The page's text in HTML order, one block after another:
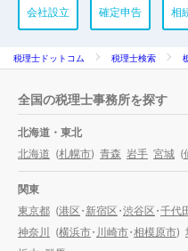
会社設立 確定申告 相
税理士ドットコム 税理士検索
全国の税理士事務所を探す
北海道・東北
北海道 (札幌市) 青森 岩手 宮城 (
関東
東京都 (港区・新宿区・渋谷区・千代
神奈川 (横浜市・川崎市・相模原市)